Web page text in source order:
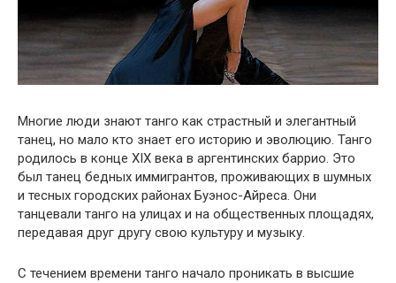
Многие люди знают танго как страстный и элегантный
танец, но мало кто знает его историю и эволюцию. Танго
родилось в конце XIX века в аргентинских баррио. Это
был танец бедных иммигрантов, проживающих в шумных
и тесных городских районах Буэнос-Айреса. Они
танцевали танго на улицах и на общественных площадях,
передавая друг другу свою культуру и музыку.
С течением времени танго начало проникать в высшие